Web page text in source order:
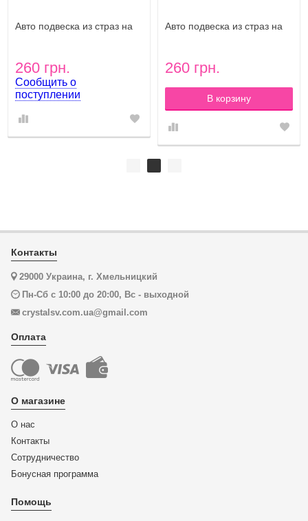
Авто подвеска из страз на
260 грн.
Сообщить о
поступлении
Авто подвеска из страз на
260 грн.
В корзину
Контакты
29000 Украина, г. Хмельницкий
Пн-Сб с 10:00 до 20:00, Вс - выходной
crystalsv.com.ua@gmail.com
Оплата
О магазине
О нас
Контакты
Сотрудничество
Бонусная программа
Помощь